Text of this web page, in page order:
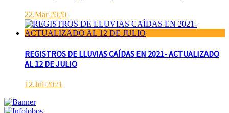
22.Mar 2020
REGISTROS DE LLUVIAS CAÍDAS EN 2021- ACTUALIZADO
AL 12 DE JULIO
12.Jul 2021